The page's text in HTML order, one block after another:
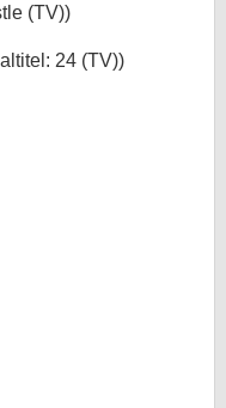
(TV))
24 (TV))